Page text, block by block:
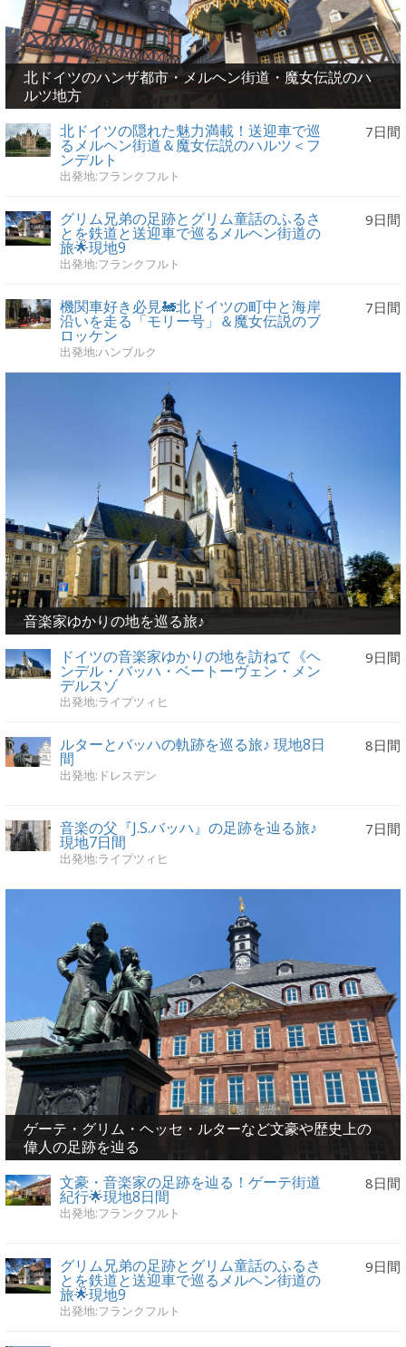
北ドイツのハンザ都市・メルヘン街道・魔女伝説のハ
ルツ地方
北ドイツの隠れた魅力満載！送迎車で巡
るメルヘン街道＆魔女伝説のハルツ＜フ
ンデルト
出発地:フランクフルト
7日間
グリム兄弟の足跡とグリム童話のふるさ
とを鉄道と送迎車で巡るメルヘン街道の
旅🌟現地9
出発地:フランクフルト
9日間
機関車好き必見🚂北ドイツの町中と海岸
沿いを走る「モリー号」＆魔女伝説のブ
ロッケン
出発地:ハンブルク
7日間
音楽家ゆかりの地を巡る旅♪
ドイツの音楽家ゆかりの地を訪ねて《ヘ
ンデル・バッハ・ベートーヴェン・メン
デルスゾ
出発地:ライプツィヒ
9日間
ルターとバッハの軌跡を巡る旅♪ 現地8日
間
出発地:ドレスデン
8日間
音楽の父『J.S.バッハ』の足跡を辿る旅♪
現地7日間
出発地:ライプツィヒ
7日間
ゲーテ・グリム・ヘッセ・ルターなど文豪や歴史上の
偉人の足跡を辿る
文豪・音楽家の足跡を辿る！ゲーテ街道
紀行🌟現地8日間
出発地:フランクフルト
8日間
グリム兄弟の足跡とグリム童話のふるさ
とを鉄道と送迎車で巡るメルヘン街道の
旅🌟現地9
出発地:フランクフルト
9日間